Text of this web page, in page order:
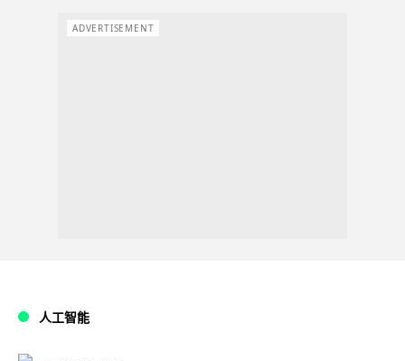
ADVERTISEMENT
人工智能